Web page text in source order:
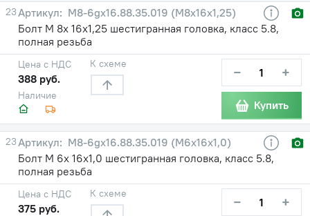
23
М8-6gх16.88.35.019 (М8х16х1,25)
Болт М 8х 16х1,25 шестигранная головка, класс 5.8,
полная резьба
Наличие
Цена с НДС
388 руб.
К схеме − +
Купить
23
М8-6gх16.88.35.019 (М6х16х1,0)
Болт М 6х 16х1,0 шестигранная головка, класс 5.8,
полная резьба
Цена с НДС
375 руб.
К схеме − +